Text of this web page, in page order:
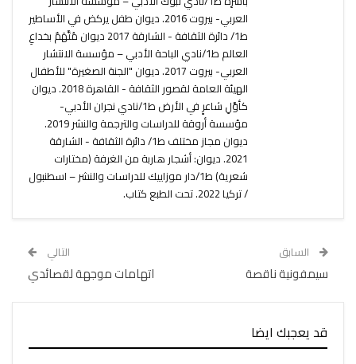
العربي- بيروت 2016. ديوان طفل يركض في الأساطير
ط1/ دائرة الثقافة - الشارقة 2017 ديوان مُتَّهَمٌ بخداعِ
العالم ط1/نادي الباحة الأدبي – مؤسسة الانتشار
العربي- بيروت 2017. ديوان "الجنة الصغيرة" للأطفال
الهيئة العامة لقصور الثقافة - القاهرة 2018. ديوان
كأوَّلِ شاعرٍ في الأرض ط1/نادي نجران الأدبي-
مؤسسة أروقة للدراسات والترجمة والنشر 2019.
ديوان مجاز مختلف ط1/ دائرة الثقافة - الشارقة
2021. ديوان: أشجار هاربة من الغرفة (مختارات
شعرية) ط1/دار موزاييك للدراسات والنشر – اسطنبول
/ تركيا 2022. تحت الطبع كتاب.
السابق
سيمفونية ناقصة
التالي
اتهامات موجهة لقصائدي
قد يعجبك ايضا